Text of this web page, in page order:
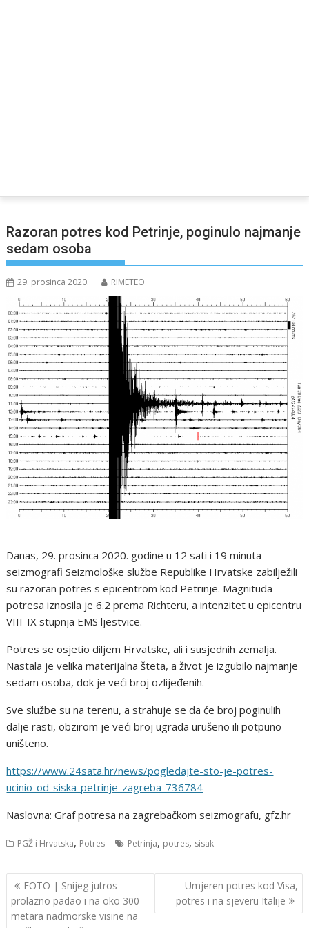
Razoran potres kod Petrinje, poginulo najmanje
sedam osoba
29. prosinca 2020. RIMETEO
Danas, 29. prosinca 2020. godine u 12 sati i 19 minuta
seizmografi Seizmološke službe Republike Hrvatske zabilježili
su razoran potres s epicentrom kod Petrinje. Magnituda
potresa iznosila je 6.2 prema Richteru, a intenzitet u epicentru
VIII-IX stupnja EMS ljestvice.
Potres se osjetio diljem Hrvatske, ali i susjednih zemalja.
Nastala je velika materijalna šteta, a život je izgubilo najmanje
sedam osoba, dok je veći broj ozlijeđenih.
Sve službe su na terenu, a strahuje se da će broj poginulih
dalje rasti, obzirom je veći broj ugrada urušeno ili potpuno
uništeno.
https://www.24sata.hr/news/pogledajte-sto-je-potres-
ucinio-od-siska-petrinje-zagreba-736784
Naslovna: Graf potresa na zagrebačkom seizmografu, gfz.hr
PGŽ i Hrvatska, Potres Petrinja, potres, sisak
Navigacija
objava
FOTO | Snijeg jutros
prolazno padao i na oko 300
metara nadmorske visine na
Umjeren potres kod Visa,
potres i na sjeveru Italije